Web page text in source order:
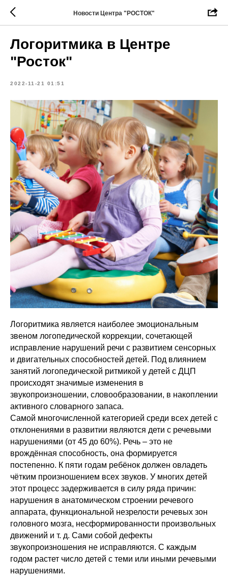
Новости Центра "РОСТОК"
Логоритмика в Центре
"Росток"
2022-11-21 01:51
Логоритмика является наиболее эмоциональным
звеном логопедической коррекции, сочетающей
исправление нарушений речи с развитием сенсорных
и двигательных способностей детей. Под влиянием
занятий логопедической ритмикой у детей с ДЦП
происходят значимые изменения в
звукопроизношении, словообразовании, в накоплении
активного словарного запаса.
Самой многочисленной категорией среди всех детей с
отклонениями в развитии являются дети с речевыми
нарушениями (от 45 до 60%). Речь – это не
врождённая способность, она формируется
постепенно. К пяти годам ребёнок должен овладеть
чётким произношением всех звуков. У многих детей
этот процесс задерживается в силу ряда причин:
нарушения в анатомическом строении речевого
аппарата, функциональной незрелости речевых зон
головного мозга, несформированности произвольных
движений и т. д. Сами собой дефекты
звукопроизношения не исправляются. С каждым
годом растет число детей с теми или иными речевыми
нарушениями.